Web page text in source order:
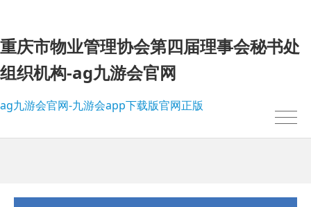
重庆市物业管理协会第四届理事会秘书处
组织机构-ag九游会官网
ag九游会官网-九游会app下载版官网正版